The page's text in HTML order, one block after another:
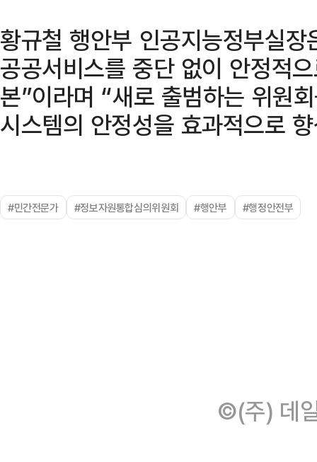
황규철 행안부 인공지능정부실
공공서비스를 중단 없이 안정적
본”이라며 “새로 출범하는 위원
시스템의 안정성을 효과적으로
#민간전문가 #정보자원통합심의위원회 #행안부 #행정안전부
©(주) 데